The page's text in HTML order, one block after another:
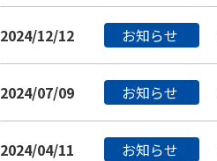
2024/12/12 お知らせ
2024/07/09 お知らせ
2024/04/11 お知らせ